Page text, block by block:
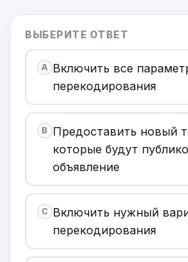
ВЫБЕРИТЕ ОТВЕТ
A Включить все
перекодирования
B Предоставить новый
которые будут
объявление
C Включить нужный
перекодирования